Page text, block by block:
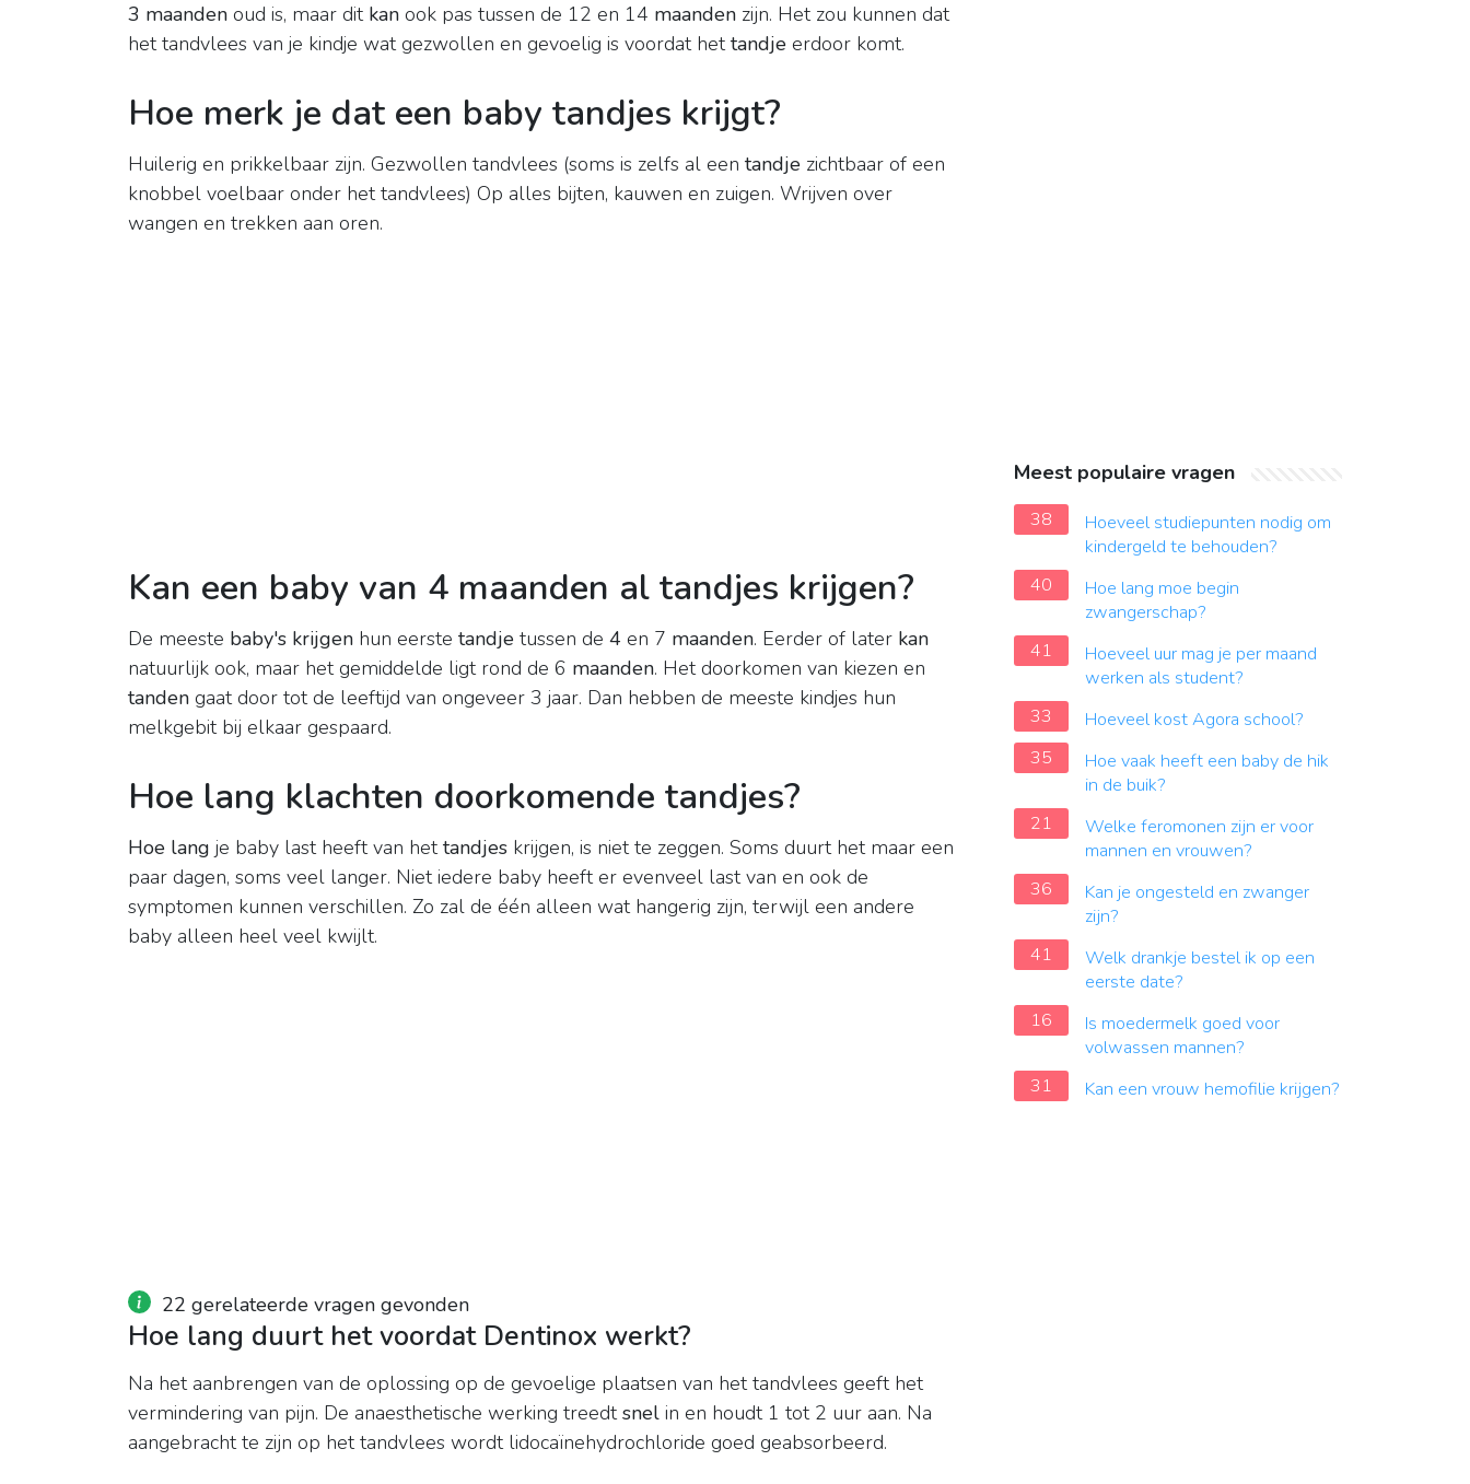
3 maanden oud is, maar dit kan ook pas tussen de 12 en 14 maanden zijn. Het zou kunnen dat
het tandvlees van je kindje wat gezwollen en gevoelig is voordat hettandje erdoor komt.
Hoe merk je dat een baby tandjes krijgt?
Huilerig en prikkelbaar zijn. Gezwollen tandvlees (soms is zelfs al een tandje zichtbaar of een
knobbel voelbaar onder het tandvlees) Op alles bijten, kauwen en zuigen. Wrijven over
wangen en trekken aan oren.
Kan een baby van 4 maanden al tandjes krijgen?
De meeste baby's krijgen hun eerste tandje tussen de 4 en 7 maanden. Eerder of later kan
natuurlijk ook, maar het gemiddelde ligt rond de 6 maanden. Het doorkomen van kiezen en
tanden gaat door tot de leeftijd van ongeveer 3 jaar. Dan hebben de meeste kindjes hun
melkgebit bij elkaar gespaard.
Hoe lang klachten doorkomende tandjes?
Hoe lang je baby last heeft van hettandjes krijgen, is niet te zeggen. Soms duurt het maar een
paar dagen, soms veel langer. Niet iedere baby heeft er evenveel last van en ook de
symptomen kunnen verschillen. Zo zal de één alleen wat hangerig zijn, terwijl een andere
baby alleen heel veel kwijlt.
22 gerelateerde vragen gevonden
Hoe lang duurt het voordat Dentinox werkt?
Na het aanbrengen van de oplossing op de gevoelige plaatsen van het tandvlees geeft het
vermindering van pijn. De anaesthetische werking treedtsnel in en houdt 1 tot 2 uur aan. Na
aangebracht te zijn op het tandvlees wordt lidocaïnehydrochloride goed geabsorbeerd.
Meest populaire vragen
38
Hoeveel studiepunten nodig om
kindergeld te behouden?
40
Hoe lang moe begin
zwangerschap?
41
Hoeveel uur mag je per maand
werken als student?
33
Hoeveel kost Agora school?
35
Hoe vaak heeft een baby de hik
in de buik?
21
Welke feromonen zijn er voor
mannen en vrouwen?
36
Kan je ongesteld en zwanger
zijn?
41
Welk drankje bestel ik op een
eerste date?
16
Is moedermelk goed voor
volwassen mannen?
31
Kan een vrouw hemofilie krijgen?